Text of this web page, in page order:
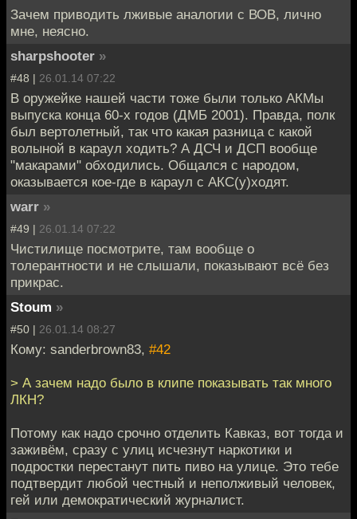
Зачем приводить лживые аналогии с ВОВ, лично
мне, неясно.
sharpshooter »
#48 | 26.01.14 07:22
В оружейке нашей части тоже были только АКМы
выпуска конца 60-х годов (ДМБ 2001). Правда, полк
был вертолетный, так что какая разница с какой
волыной в караул ходить? А ДСЧ и ДСП вообще
"макарами" обходились. Общался с народом,
оказывается кое-где в караул с АКС(у)ходят.
warr »
#49 | 26.01.14 07:22
Чистилище посмотрите, там вообще о
толерантности и не слышали, показывают всё без
прикрас.
Stoum »
#50 | 26.01.14 08:27
Кому: sanderbrown83, #42
> А зачем надо было в клипе показывать так много
ЛКН?
Потому как надо срочно отделить Кавказ, вот тогда и
заживём, сразу с улиц исчезнут наркотики и
подростки перестанут пить пиво на улице. Это тебе
подтвердит любой честный и неполживый человек,
гей или демократический журналист.